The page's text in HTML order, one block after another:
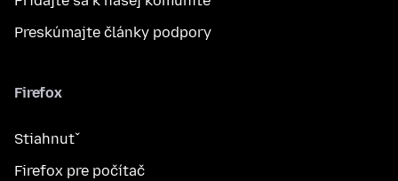
Preskúmajte články podpory
Firefox
Stiahnuť
Firefox pre počítač